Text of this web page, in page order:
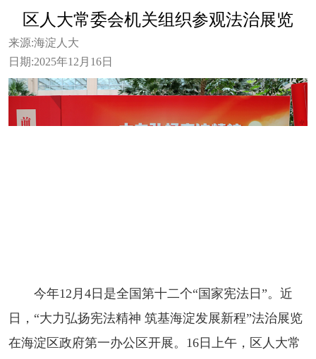
区人大常委会机关组织参观法治展览
来源:海淀人大
日期:2025年12月16日
今年12月4日是全国第十二个“国家宪法日”。近
日，“大力弘扬宪法精神 筑基海淀发展新程”法治展览
在海淀区政府第一办公区开展。16日上午，区人大常